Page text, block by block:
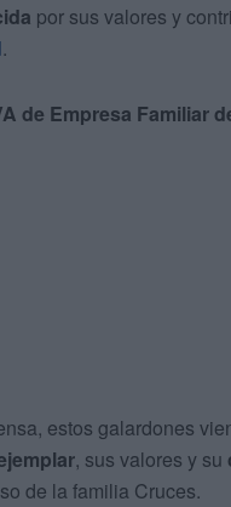
por sus valores y
.
de Empresa Familiar
estos galardones
, sus valores y su
de la familia Cruces.